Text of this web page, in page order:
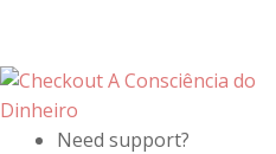
Need support?